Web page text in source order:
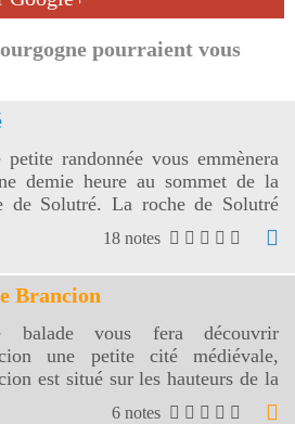
pourraient vous
petite randonnée vous emmènera
demie heure au sommet de la
de Solutré. La roche de Solutré
offrira un superbe panorama sur le
de Solutré mais aussi sur celui
18 notes
Brancion
balade vous fera découvrir
une petite cité médiévale,
est situé sur les hauteurs de la
Vannière dans les monts du
6 notes